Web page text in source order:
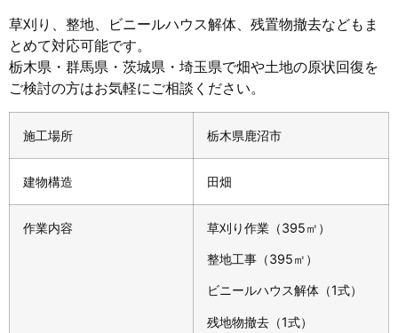
草刈り、整地、ビニールハウス解体、残置物撤去などもま
とめて対応可能です。
栃木県・群馬県・茨城県・埼玉県で畑や土地の原状回復を
ご検討の方はお気軽にご相談ください。
施工場所 栃木県鹿沼市
建物構造 田畑
作業内容 草刈り作業（395㎡）
整地工事（395㎡）
ビニールハウス解体（1式）
残地物撤去（1式）